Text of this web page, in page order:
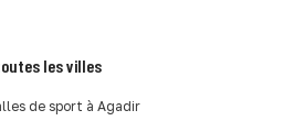
les villes
de sport à Agadir